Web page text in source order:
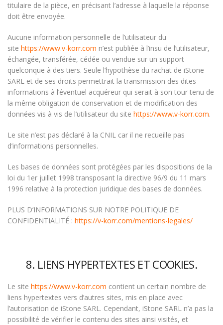
titulaire de la pièce, en précisant l’adresse à laquelle la réponse
doit être envoyée.
Aucune information personnelle de l’utilisateur du
site https://www.v-korr.com n’est publiée à l’insu de l’utilisateur,
échangée, transférée, cédée ou vendue sur un support
quelconque à des tiers. Seule l’hypothèse du rachat de iStone
SARL et de ses droits permettrait la transmission des dites
informations à l’éventuel acquéreur qui serait à son tour tenu de
la même obligation de conservation et de modification des
données vis à vis de l’utilisateur du site https://www.v-korr.com.
Le site n’est pas déclaré à la CNIL car il ne recueille pas
d’informations personnelles.
Les bases de données sont protégées par les dispositions de la
loi du 1er juillet 1998 transposant la directive 96/9 du 11 mars
1996 relative à la protection juridique des bases de données.
PLUS D’INFORMATIONS SUR NOTRE POLITIQUE DE
CONFIDENTIALITÉ : https://v-korr.com/mentions-legales/
8. LIENS HYPERTEXTES ET COOKIES.
Le site https://www.v-korr.com contient un certain nombre de
liens hypertextes vers d’autres sites, mis en place avec
l’autorisation de iStone SARL. Cependant, iStone SARL n’a pas la
possibilité de vérifier le contenu des sites ainsi visités, et